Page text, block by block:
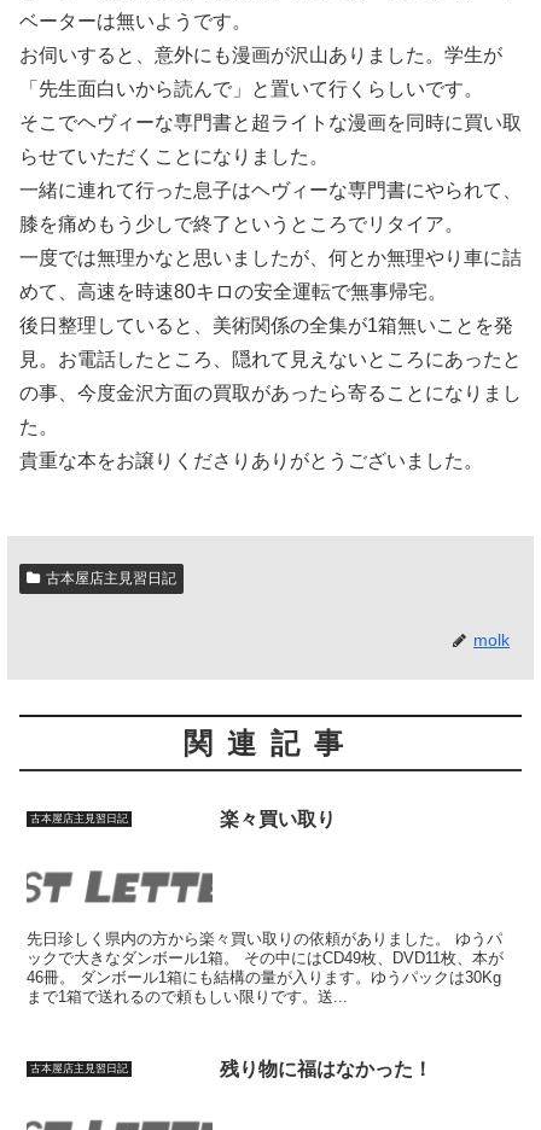
ベーターは無いようです。
お伺いすると、意外にも漫画が沢山ありました。学生が
「先生面白いから読んで」と置いて行くらしいです。
そこでヘヴィーな専門書と超ライトな漫画を同時に買い取
らせていただくことになりました。
一緒に連れて行った息子はヘヴィーな専門書にやられて、
膝を痛めもう少しで終了というところでリタイア。
一度では無理かなと思いましたが、何とか無理やり車に詰
めて、高速を時速80キロの安全運転で無事帰宅。
後日整理していると、美術関係の全集が1箱無いことを発
見。お電話したところ、隠れて見えないところにあったと
の事、今度金沢方面の買取があったら寄ることになりまし
た。
貴重な本をお譲りくださりありがとうございました。
古本屋店主見習日記
molk
関連記事
古本屋店主見習日記 楽々買い取り
先日珍しく県内の方から楽々買い取りの依頼がありました。 ゆうパ
ックで大きなダンボール1箱。 その中にはCD49枚、DVD11枚、本が
46冊。 ダンボール1箱にも結構の量が入ります。ゆうパックは30Kg
まで1箱で送れるので頼もしい限りです。送...
古本屋店主見習日記 残り物に福はなかった！